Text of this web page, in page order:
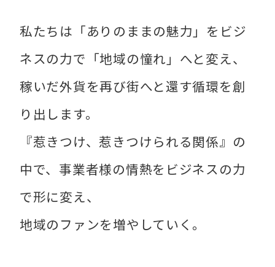
私たちは「ありのままの魅力」をビジ
ネスの力で「地域の憧れ」へと変え、
稼いだ外貨を再び街へと還す循環を創
り出します。
『惹きつけ、惹きつけられる関係』の
中で、事業者様の情熱をビジネスの力
で形に変え、
地域のファンを増やしていく。